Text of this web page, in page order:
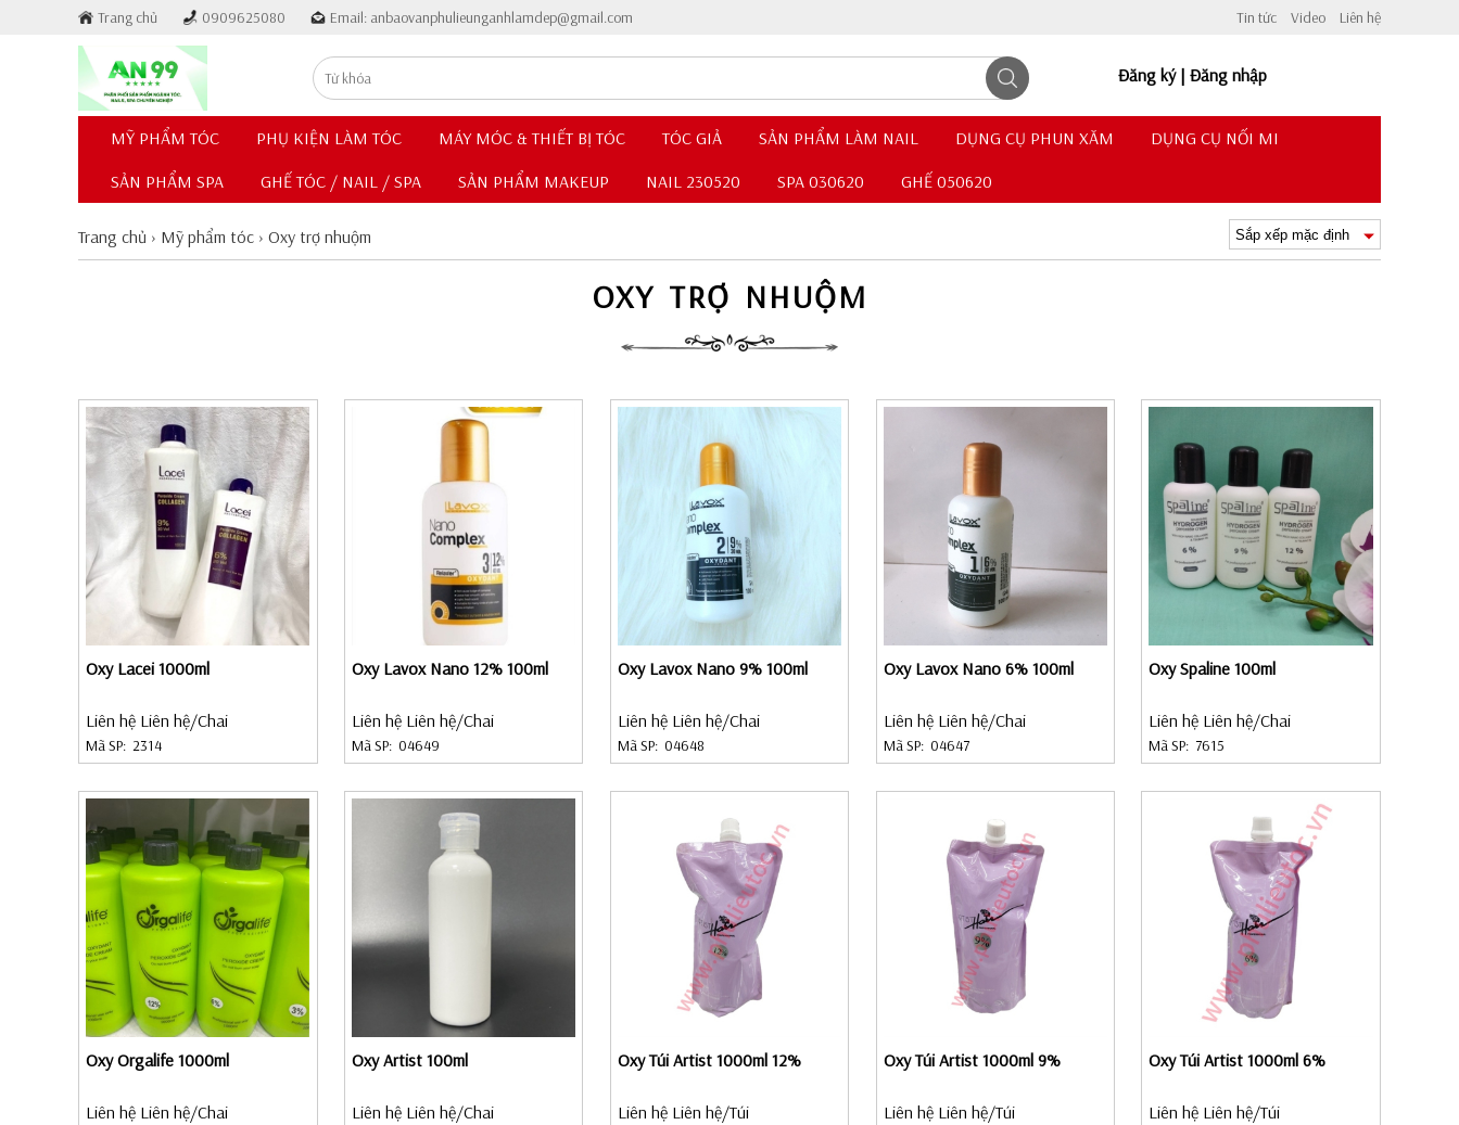
Trang chủ 0909625080 Email: anbaovanphulieunganhlamdep@gmail.com Tin tức Video Liên hệ
Đăng ký| Đăng nhập
MỸ PHẨM TÓC PHỤ KIỆN LÀM TÓC MÁY MÓC & THIẾT BỊ TÓC TÓC GIẢ SẢN PHẨM LÀM NAIL DỤNG CỤ PHUN XĂM
DỤNG CỤ NỐI MI
SẢN PHẨM SPA
GHẾ TÓC / NAIL / SPA SẢN PHẨM MAKEUP NAIL 230520 SPA 030620 GHẾ 050620
Trang chủ › Mỹ phẩm tóc › Oxy trợ nhuộm
OXY TRỢ NHUỘM
Oxy Lacei 1000ml
Liên hệ Liên hệ/Chai
Mã SP: 2314
Oxy Lavox Nano 12% 100ml
Liên hệ Liên hệ/Chai
Mã SP: 04649
Oxy Lavox Nano 9% 100ml
Liên hệ Liên hệ/Chai
Mã SP: 04648
Oxy Lavox Nano 6% 100ml
Liên hệ Liên hệ/Chai
Mã SP: 04647
Oxy Spaline 100ml
Liên hệ Liên hệ/Chai
Mã SP: 7615
Oxy Orgalife 1000ml
Liên hệ Liên hệ/Chai
Oxy Artist 100ml
Liên hệ Liên hệ/Chai
Oxy Túi Artist 1000ml 12%
Liên hệ Liên hệ/Túi
Oxy Túi Artist 1000ml 9%
Liên hệ Liên hệ/Túi
Oxy Túi Artist 1000ml 6%
Liên hệ Liên hệ/Túi